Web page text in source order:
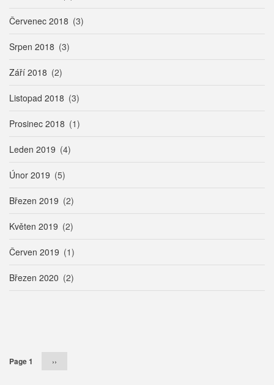
Červenec 2018 (3)
Srpen 2018 (3)
Září 2018 (2)
Listopad 2018 (3)
Prosinec 2018 (1)
Leden 2019 (4)
Únor 2019 (5)
Březen 2019 (2)
Květen 2019 (2)
Červen 2019 (1)
Březen 2020 (2)
Page 1 Následující
››